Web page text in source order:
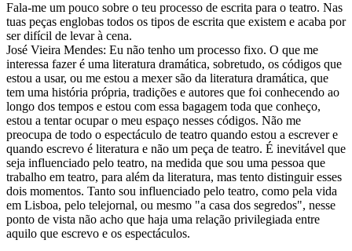
Fala-me um pouco sobre o teu processo de escrita para o teatro. Nas
tuas peças englobas todos os tipos de escrita que existem e acaba por
ser difícil de levar à cena.
José Vieira Mendes: Eu não tenho um processo fixo. O que me
interessa fazer é uma literatura dramática, sobretudo, os códigos que
estou a usar, ou me estou a mexer são da literatura dramática, que
tem uma história própria, tradições e autores que foi conhecendo ao
longo dos tempos e estou com essa bagagem toda que conheço,
estou a tentar ocupar o meu espaço nesses códigos. Não me
preocupa de todo o espectáculo de teatro quando estou a escrever e
quando escrevo é literatura e não um peça de teatro. É inevitável que
seja influenciado pelo teatro, na medida que sou uma pessoa que
trabalho em teatro, para além da literatura, mas tento distinguir esses
dois momentos. Tanto sou influenciado pelo teatro, como pela vida
em Lisboa, pelo telejornal, ou mesmo "a casa dos segredos", nesse
ponto de vista não acho que haja uma relação privilegiada entre
aquilo que escrevo e os espectáculos.